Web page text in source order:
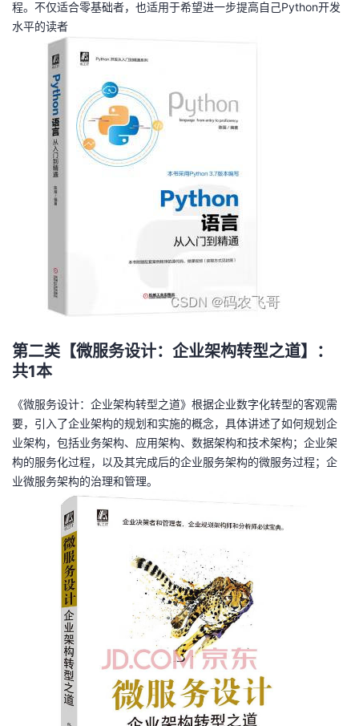
程。不仅适合零基础者，也适用于希望进一步提高自己Python开发
水平的读者
第二类【微服务设计：企业架构转型之道】：
共1本
《微服务设计：企业架构转型之道》 根据企业数字化转型的客观需
要，引入了企业架构的规划和实施的概念，具体讲述了如何规划企
业架构，包括业务架构、应用架构、数据架构和技术架构；企业架
构的服务化过程，以及其完成后的企业服务架构的微服务过程；企
业微服务架构的治理和管理。